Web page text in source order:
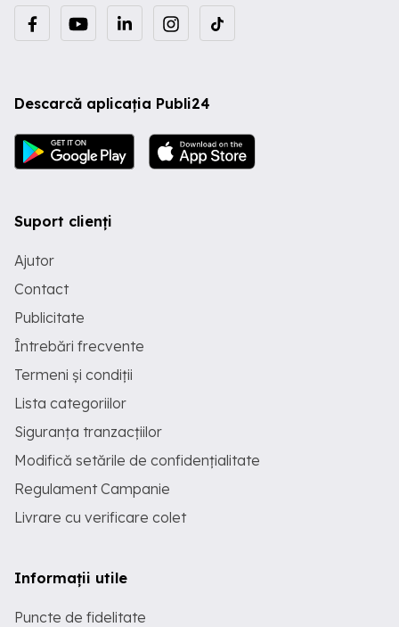
Descarcă aplicația Publi24
Suport clienți
Ajutor
Contact
Publicitate
Întrebări frecvente
Termeni și condiții
Lista categoriilor
Siguranța tranzacțiilor
Modifică setările de confidențialitate
Regulament Campanie
Livrare cu verificare colet
Informații utile
Puncte de fidelitate